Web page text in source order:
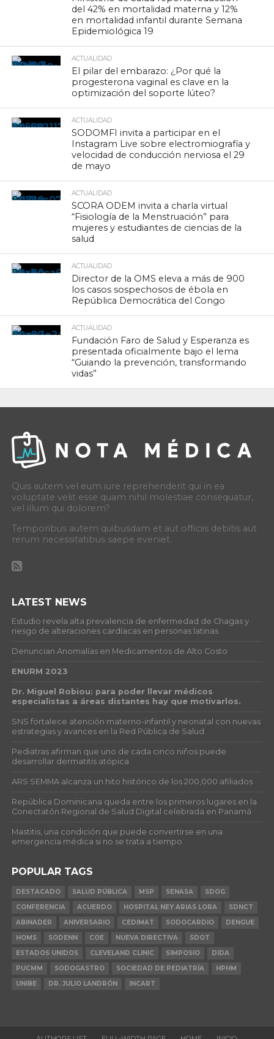
del 42% en mortalidad materna y 12%
en mortalidad infantil durante Semana
Epidemiológica 19
ACTUALIDAD
El pilar del embarazo: ¿Por qué la
progesterona vaginal es clave en la
optimización del soporte lúteo?
ACTUALIDAD
SODOMFI invita a participar en el
Instagram Live sobre electromiografía y
velocidad de conducción nerviosa el 29
de mayo
ACTUALIDAD
SCORA ODEM invita a charla virtual
“Fisiología de la Menstruación” para
mujeres y estudiantes de ciencias de la
salud
ACTUALIDAD
Director de la OMS eleva a más de 900
los casos sospechosos de ébola en
República Democrática del Congo
ACTUALIDAD
Fundación Faro de Salud y Esperanza es
presentada oficialmente bajo el lema
“Guiando la prevención, transformando
vidas”
Quis autem vel eum iure reprehenderit qui in ea
voluptate velit esse quam nihil molestiae consequatur,
vel illum qui dolorem?
Temporibus autem quibusdam et aut officiis debitis aut
rerum necessitatibus saepe eveniet.
LATEST NEWS
Estudio revela alta prevalencia de enfermedad de Chagas y
riesgo de alteraciones cardíacas en personas latinas
Denuncian Anomalías en Medicamentos de Alto Costo
ENURM 2023
Dr. Miguel Robiou: para poder llevar médicos
especialistas a áreas distantes hay que motivarlos.
SNS fortalece atención materno-infantil y neonatal con nuevas
estrategias y avances en la Red Pública de Salud
Pediatras afirman que uno de cada cinco niños puede
desarrollar dermatitis atópica
ARS SEMMA alcanza un hito histórico de los 200,000 afiliados
República Dominicana queda entre los primeros lugares en la
Conectatón Regional de Salud Digital celebrada en Panamá
Mastitis, una condición que puede convertirse en una
emergencia médica si no se trata a tiempo
POPULAR TAGS
DESTACADO SALUD PÚBLICA MSP SENASA
SDOG
CONFERENCIA
ACUERDO HOSPITAL NEY ARIAS LORA
SDNCT
ABINADER
ANIVERSARIO CEDIMAT SODOCARDIO
DENGUE
HOMS
SODENN COE NUEVA DIRECTIVA
SDOT
ESTADOS UNIDOS
CLEVELAND CLINIC SIMPOSIO
DIDA
PUCMM
SODOGASTRO SOCIEDAD DE PEDIATRÍA
HPHM
UNIBE
DR. JULIO LANDRÓN INCART